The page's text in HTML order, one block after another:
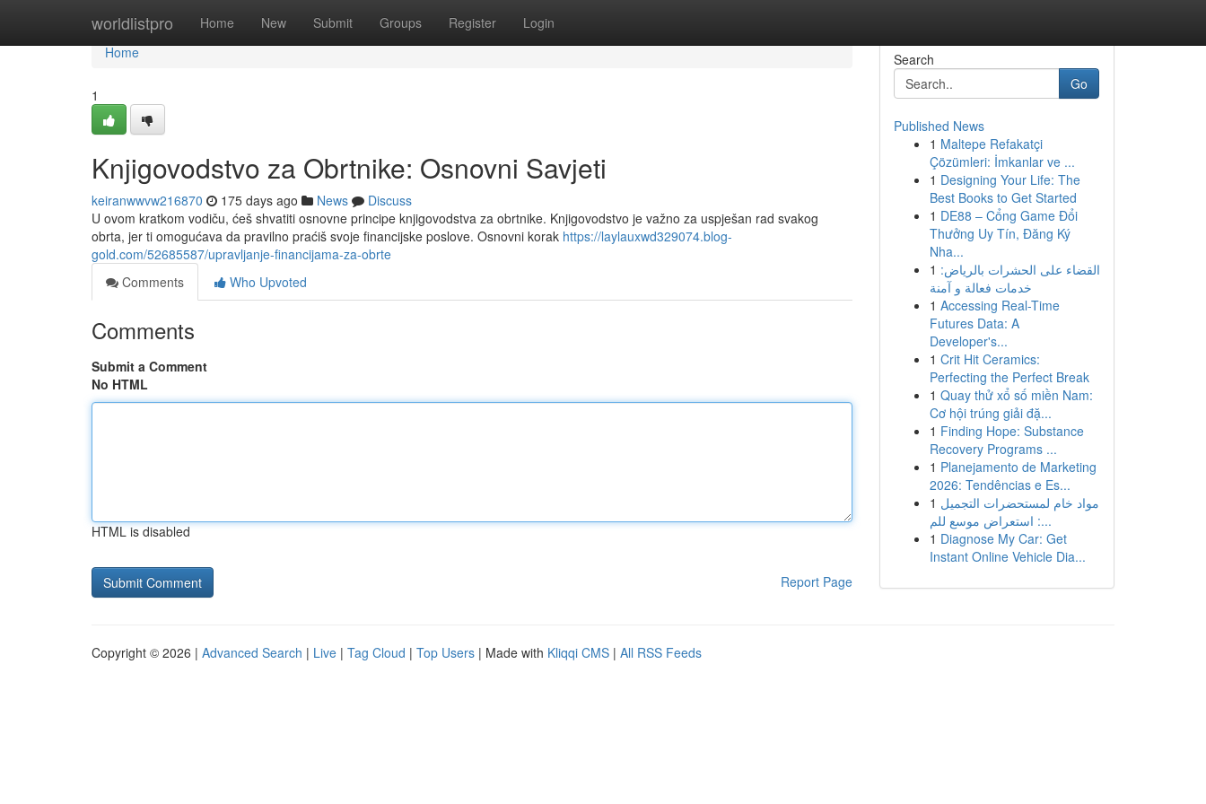
worldlistpro Home New Submit Groups Register Login
Home
Home
1
Knjigovodstvo za Obrtnike: Osnovni Savjeti
keiranwwvw216870 175 days ago News
Discuss
U ovom kratkom vodiču, ćeš shvatiti osnovne principe knjigovodstva za obrtnike. Knjigovodstvo je važno za uspješan rad svakog
obrta, jer ti omogućava da pravilno praćiš svoje financijske poslove. Osnovni korak https://laylauxwd329074.blog-
gold.com/52685587/upravljanje-financijama-za-obrte
Comments
Who Upvoted
Comments
Submit a Comment
No HTML
HTML is disabled
Report Page
Search
Go
Published News
1 Maltepe Refakatçi
Çözümleri: İmkanlar ve ...
1 Designing Your Life: The
Best Books to Get Started
1 DE88 – Cổng Game Đổi
Thưởng Uy Tín, Đăng Ký
Nha...
1 القضاء على الحشرات بالرياض:
خدمات فعالة و آمنة
1 Accessing Real-Time
Futures Data: A
Developer's...
1 Crit Hit Ceramics:
Perfecting the Perfect Break
1 Quay thử xổ số miền Nam:
Cơ hội trúng giải đặ...
1 Finding Hope: Substance
Recovery Programs ...
1 Planejamento de Marketing
2026: Tendências e Es...
1 مواد خام لمستحضرات التجميل
: استعراض موسع للم...
1 Diagnose My Car: Get
Instant Online Vehicle Dia...
Copyright © 2026 | Advanced Search | Live | Tag Cloud | Top Users | Made with Kliqqi CMS | All RSS Feeds